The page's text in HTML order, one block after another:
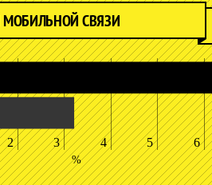
МОБИЛЬНОЙ СВЯЗИ
2 3 4 5 6
%